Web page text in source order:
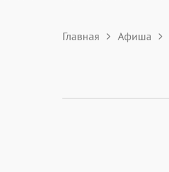
Главная Афиша